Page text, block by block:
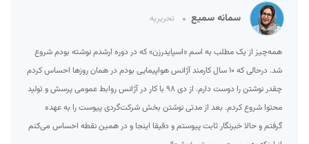
سمانه سمیع تحریریه
همه‌چیز از یک مطلب به اسم «اسپایدرزن» که در دوره ارشدم نوشته بودم شروع
شد. درحالی که ۱۰ سال کارمند آژانس هواپیمایی بودم در همان روزها احساس کردم
چقدر نوشتن را دوست دارم. از دی ۹۸ با کار در آژانس روابط عمومی پرسش و تولید
محتوا شروع کردم. بعد از مدتی نوشتن بخش شرکت‌گردی پیوست را به عهده
گرفتم و حالا خبرنگار ثابت پیوستم و دقیقا اینجا و در همین نقطه احساس می‌کنم